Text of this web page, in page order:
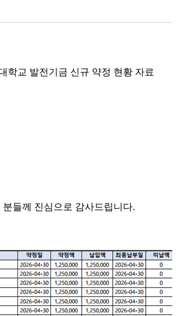
학교 발전기금 신규 약정 현황 자료
분들께 진심으로 감사드립니다.